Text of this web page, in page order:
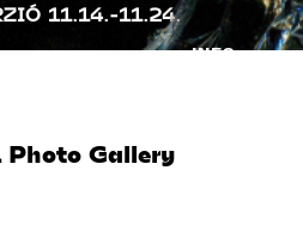
INFO
11.14.-11.24.
Photo Gallery